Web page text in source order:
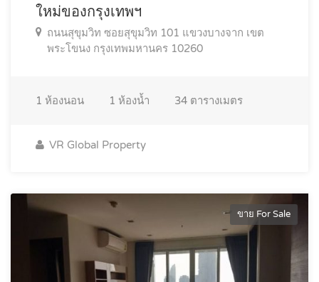
ใหม่ของกรุงเทพฯ
ถนนสุขุมวิท ซอยสุขุมวิท 101 แขวงบางจาก เขต
พระโขนง กรุงเทพมหานคร 10260
1 ห้องนอน 1 ห้องน้ำ 34 ตารางเมตร
VR Global Property
ขาย For Sale